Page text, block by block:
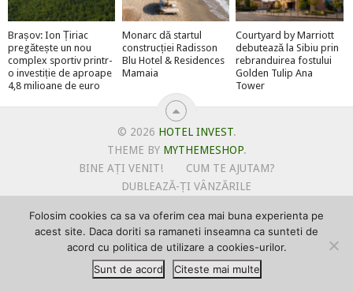
Brașov: Ion Țiriac
pregătește un nou
complex sportiv printr-
o investiție de aproape
4,8 milioane de euro
Monarc dă startul
construcției Radisson
Blu Hotel & Residences
Mamaia
Courtyard by Marriott
debutează la Sibiu prin
rebranduirea fostului
Golden Tulip Ana
Tower
© 2026 HOTEL INVEST.
THEME BY MYTHEMESHOP.
BINE AȚI VENIT!
CUM TE AJUTAM?
DUBLEAZĂ-ȚI VÂNZĂRILE
POLITICA DE UTILIZARE COOKIE-URI
PRIMEȘTI GRATUIT MEGA-CADOURI LA ABONARE
PROMOVEAZĂ-TE PE HOTELINVEST
TERMENI SI CONDITII
Folosim cookies ca sa va oferim cea mai buna experienta pe
acest site. Daca doriti sa ramaneti inseamna ca sunteti de
acord cu politica de utilizare a cookies-urilor.
Sunt de acord
Citeste mai multe